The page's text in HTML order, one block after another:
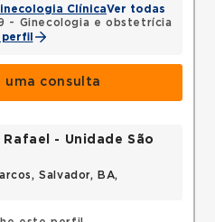
ClínicaVer todas
- Ginecologia e obstetrícia
perfil
uma consulta
- Unidade São
Salvador, BA,